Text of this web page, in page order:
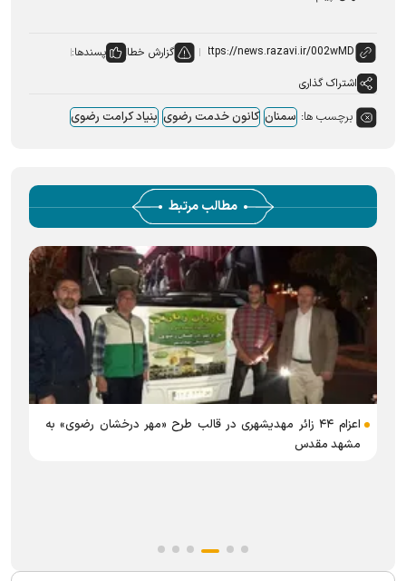
گزارش خطا
پسندها:
اشتراک گذاری
برچسب ها: سمنان کانون خدمت رضوی بنیاد کرامت رضوی
مطالب مرتبط
اعزام ۴۴ زائر مهدیشهری در قالب طرح «مهر درخشان رضوی» به
مشهد مقدس